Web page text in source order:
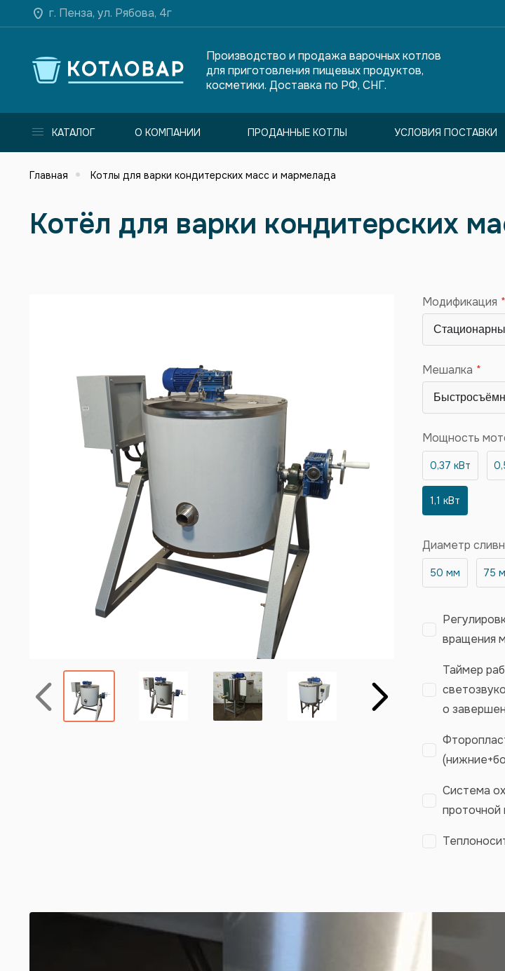
г. Пенза, ул. Рябова, 4г
Производство и продажа варочных котлов
для приготовления пищевых продуктов,
косметики. Доставка по РФ, СНГ.
КАТАЛОГ О КОМПАНИИ ПРОДАННЫЕ КОТЛЫ УСЛОВИЯ ПОСТАВКИ
Главная Котлы для варки кондитерских масс и мармелада
Котёл для варки кондитерских
Назад Вперёд
Модификация
Мешалка
Мощность
0,37 кВт
1,1 кВт
Диаметр
50 мм 75
вращения
Таймер
о
Система
проточной